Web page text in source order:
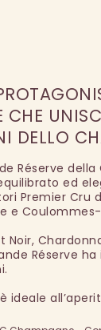
CHE
DELLO
Réserve della
ed
Premier Cru
e
Noir,
Réserve
ideale